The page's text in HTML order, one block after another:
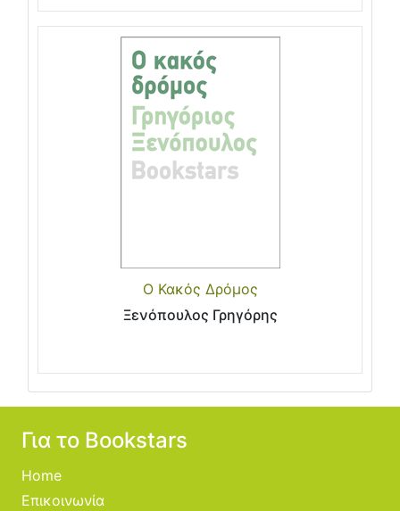
Ο Κακός Δρόμος
Ξενόπουλος Γρηγόρης
Για το Bookstars
Home
Επικοινωνία